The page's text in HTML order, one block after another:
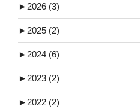
► 2026 (3)
► 2025 (2)
► 2024 (6)
► 2023 (2)
► 2022 (2)